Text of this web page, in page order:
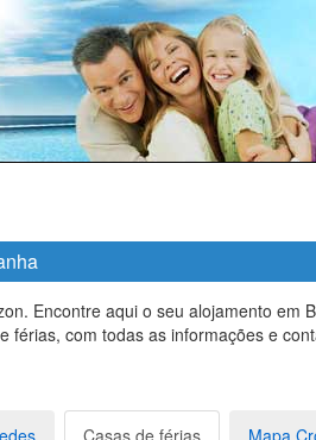
Encontre aqui o seu alojamento em
com todas as informações e
Casas de férias Mapa